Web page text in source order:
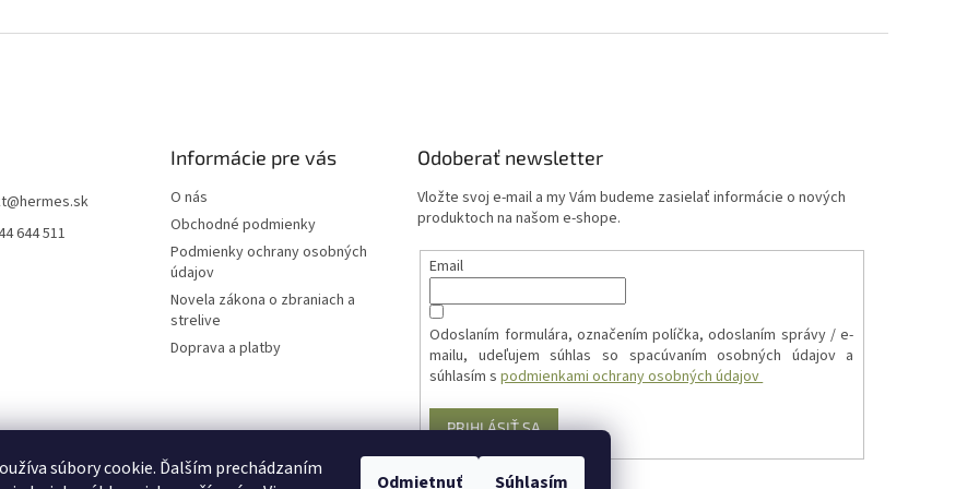
súbory cookie. Ďalším prechádzaním
Odmietnuť Súhlasím
@hermes.sk
644 511
Informácie pre vás
O nás
Obchodné podmienky
Podmienky ochrany osobných
údajov
Novela zákona o zbraniach a
strelive
Doprava a platby
Odoberať newsletter
Vložte svoj e-mail a my Vám budeme zasielať informácie o nových
produktoch na našom e-shope.
Email
Odoslaním formulára, označením políčka, odoslaním správy / e-
mailu, udeľujem súhlas so spacúvaním osobných údajov a
súhlasím spodmienkami ochrany osobných údajov
PRIHLÁSIŤ SA